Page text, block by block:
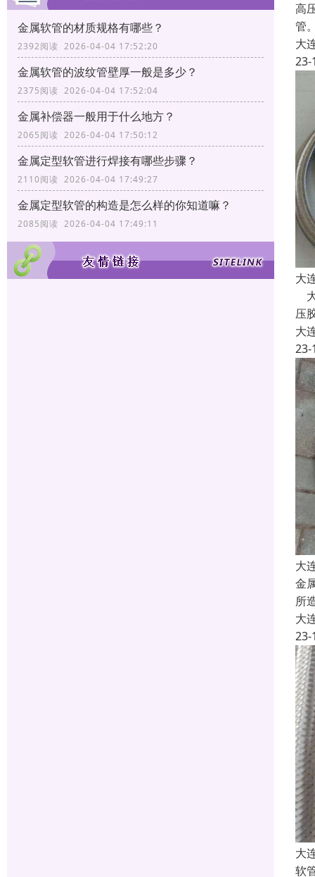
金属软管的材质规格有哪些？
2392阅读 2026-04-04 17:52:20
金属软管的波纹管壁厚一般是多少？
2375阅读 2026-04-04 17:52:04
金属补偿器一般用于什么地方？
2065阅读 2026-04-04 17:50:12
金属定型软管进行焊接有哪些步骤？
2110阅读 2026-04-04 17:49:27
金属定型软管的构造是怎么样的你知道嘛？
2085阅读 2026-04-04 17:49:11
高
管
大
23-
大
压
大
23-
大
金
所
大
23-
大
软